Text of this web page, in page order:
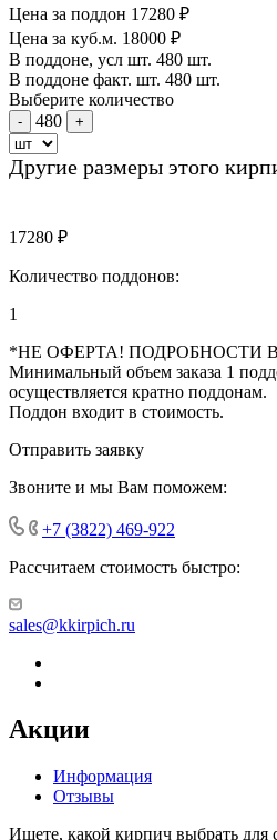
Цена за поддон 17280 ₽
Цена за куб.м. 18000 ₽
В поддоне, усл шт. 480 шт.
В поддоне факт. шт. 480 шт.
Выберите количество
- 480 +
Другие размеры этого
17280 ₽
Количество поддонов:
1
*НЕ ОФЕРТА! ПОДРОБНОСТИ
Минимальный объем заказа 1
осуществляется кратно поддонам.
Поддон входит в стоимость.
Отправить заявку
Звоните и мы Вам поможем:
+7 (3822) 469-922
Рассчитаем стоимость быстро:
sales@kkirpich.ru
Акции
Информация
Отзывы
Ищете, какой кирпич выбрать для